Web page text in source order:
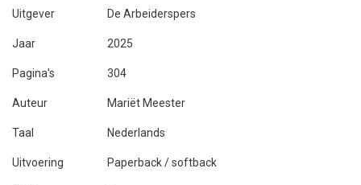
Uitgever De Arbeiderspers
Jaar 2025
Pagina's 304
Auteur Mariët Meester
Taal Nederlands
Uitvoering Paperback / softback